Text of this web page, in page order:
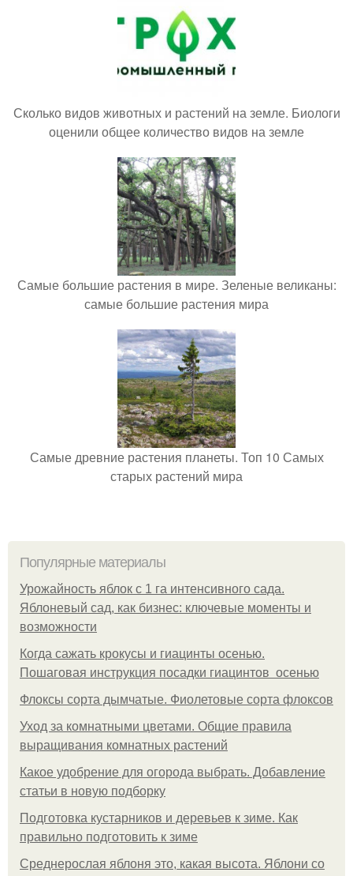
Сколько видов животных и растений на земле. Биологи
оценили общее количество видов на земле
Самые большие растения в мире. Зеленые великаны:
самые большие растения мира
Самые древние растения планеты. Топ 10 Самых
старых растений мира
Популярные материалы
Урожайность яблок с 1 га интенсивного сада.
Яблоневый сад, как бизнес: ключевые моменты и
возможности
Когда сажать крокусы и гиацинты осенью.
Пошаговая инструкция посадки гиацинтов осенью
Флоксы сорта дымчатые. Фиолетовые сорта флоксов
Уход за комнатными цветами. Общие правила
выращивания комнатных растений
Какое удобрение для огорода выбрать. Добавление
статьи в новую подборку
Подготовка кустарников и деревьев к зиме. Как
правильно подготовить к зиме
Среднерослая яблоня это, какая высота. Яблони со